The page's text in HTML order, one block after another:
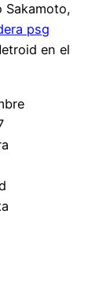
Sakamoto,
psg
en el